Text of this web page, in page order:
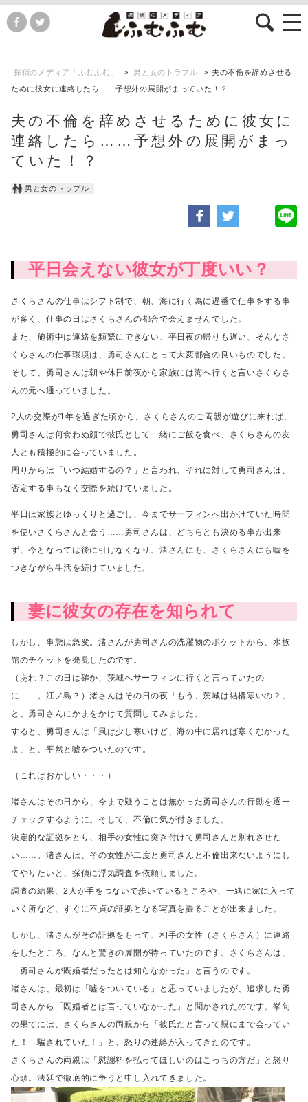
探偵のメディア「ふむふむ」 > 男と女のトラブル > 夫の不倫を辞めさせる
ために彼女に連絡したら……予想外の展開がまっていた！？
夫の不倫を辞めさせるために彼女に
連絡したら……予想外の展開がまっ
ていた！？
男と女のトラブル
平日会えない彼女が丁度いい？
さくらさんの仕事はシフト制で、 朝、海に行く為に遅番で仕事をする事
が多く、 仕事の日はさくらさんの都合で会えませんでした。
また、施術中は連絡を頻繁にできない、平日夜の帰りも遅い、 そんなさ
くらさんの仕事環境は、勇司さんにとって大変都合の良いものでした。
そして、勇司さんは朝や休日前夜から家族には海へ行くと言いさくらさ
んの元へ通っていました。
2人の交際が1年を過ぎた頃から、 さくらさんのご両親が遊びに来れば、
勇司さんは何食わぬ顔で彼氏として一緒にご飯を食べ、
さくらさんの友
人とも積極的に会っていました。
周りからは「いつ結婚するの？」と言われ、 それに対して勇司さんは、
否定する事もなく交際を続けていました。
平日は家族とゆっくりと過ごし、今までサーフィンへ出かけていた時間
を使いさくらさんと会う…… 勇司さんは、どちらとも決める事が出来
ず、今となっては後に引けなくなり、 渚さんにも、さくらさんにも嘘を
つきながら生活を続けていました。
妻に彼女の存在を知られて
しかし、事態は急変。 渚さんが勇司さんの洗濯物のポケットから、水族
館のチケットを発見したのです。
（あれ？この日は確か、茨城へサーフィンに行くと言っていたの
に……。江ノ島？）渚さんはその日の夜「もう、茨城は結構寒いの？」
と、勇司さんにかまをかけて質問してみました。
すると、勇司さんは「風は少し寒いけど、海の中に居れば寒くなかった
よ」と、 平然と嘘をついたのです。
（これはおかしい・・・）
渚さんはその日から、今まで疑うことは無かった勇司さんの行動を逐一
チェックするように。 そして、不倫に気が付きました。
決定的な証拠をとり、相手の女性に突き付けて勇司さんと別れさせた
い……。 渚さんは、その女性が二度と勇司さんと不倫出来ないようにし
てやりたいと、 探偵に浮気調査を依頼しました。
調査の結果、2人が手をつないで歩いているところや、一緒に家に入って
いく所など、すぐに不貞の証拠となる写真を撮ることが出来ました。
しかし、渚さんがその証拠をもって、相手の女性（さくらさん）に連絡
をしたところ、 なんと驚きの展開が待っていたのです。
さくらさんは、
「勇司さんが既婚者だったとは知らなかった」と言うのです。
渚さんは、最初は「嘘をついている」と思っていましたが、 追求した勇
司さんから「既婚者とは言っていなかった」と聞かされたのです。 挙句
の果てには、さくらさんの両親から「彼氏だと言って親にまで会ってい
た！ 騙されていた！」と、怒りの連絡が入ってきたのです。
さくらさんの両親は「慰謝料を払ってほしいのはこっちの方だ」と怒り
心頭。法廷で徹底的に争うと申し入れてきました。